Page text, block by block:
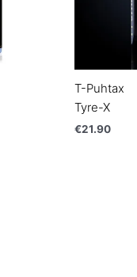
T-Puhtax
Tyre-X
€21.90